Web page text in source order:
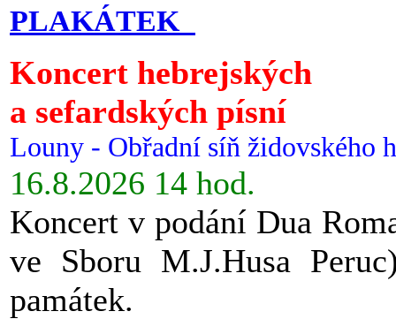
PLAKÁTEK
Koncert hebrejských
a sefardských písní
Louny - Obřadní síň židovského
16.8.2026 14 hod.
Koncert v podání Dua
ve Sboru M.J.Husa
památek.